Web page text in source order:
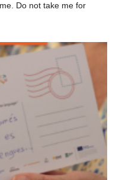
Do not take me for